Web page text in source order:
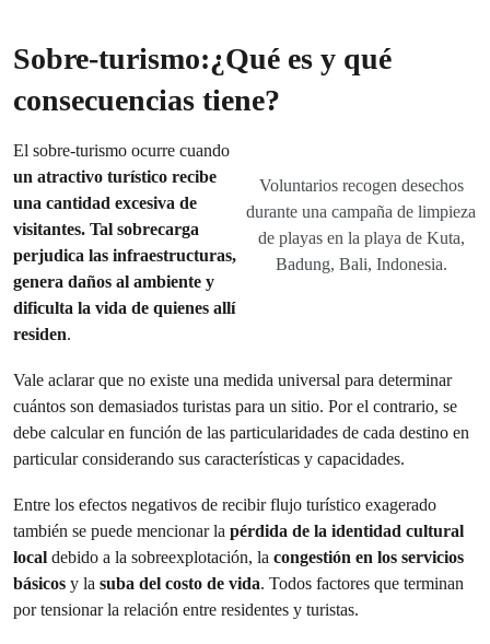
Sobre-turismo:¿Qué es y qué
consecuencias tiene?
El sobre-turismo ocurre cuando
un atractivo turístico recibe
una cantidad excesiva de
visitantes. Tal sobrecarga
perjudica las infraestructuras,
genera daños al ambiente y
dificulta la vida de quienes allí
residen.
Voluntarios recogen desechos
durante una campaña de limpieza
de playas en la playa de Kuta,
Badung, Bali, Indonesia.
Vale aclarar que no existe una medida universal para determinar
cuántos son demasiados turistas para un sitio. Por el contrario, se
debe calcular en función de las particularidades de cada destino en
particular considerando sus características y capacidades.
Entre los efectos negativos de recibir flujo turístico exagerado
también se puede mencionar la pérdida de la identidad cultural
local debido a la sobreexplotación, la congestión en los servicios
básicos y la suba del costo de vida. Todos factores que terminan
por tensionar la relación entre residentes y turistas.